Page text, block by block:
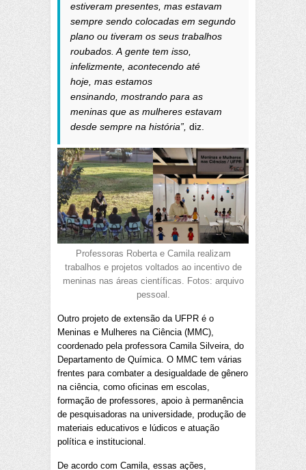
estiveram presentes, mas estavam
sempre sendo colocadas em segundo
plano ou tiveram os seus trabalhos
roubados. A gente tem isso,
infelizmente, acontecendo até
hoje, mas estamos
ensinando, mostrando para as
meninas que as mulheres estavam
desde sempre na história”, diz.
Professoras Roberta e Camila realizam
trabalhos e projetos voltados ao incentivo de
meninas nas áreas científicas. Fotos: arquivo
pessoal.
Outro projeto de extensão da UFPR é o
Meninas e Mulheres na Ciência (MMC),
coordenado pela professora Camila Silveira, do
Departamento de Química. O MMC tem várias
frentes para combater a desigualdade de gênero
na ciência, como oficinas em escolas,
formação de professores, apoio à permanência
de pesquisadoras na universidade, produção de
materiais educativos e lúdicos e atuação
política e institucional.
De acordo com Camila, essas ações,